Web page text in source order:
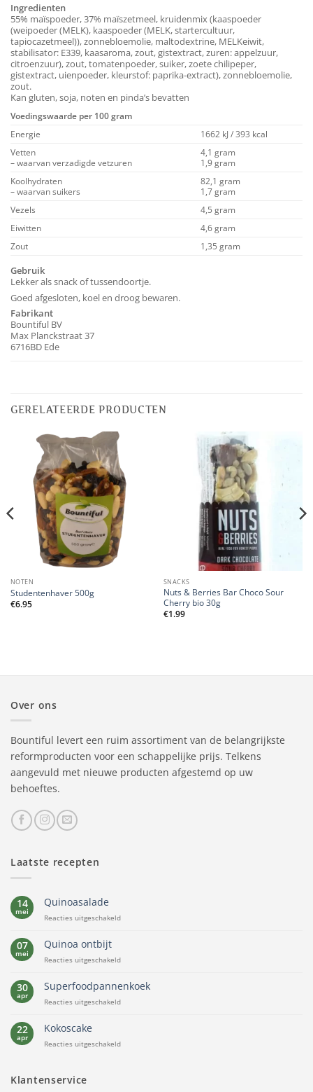
Ingredienten
55% maïspoeder, 37% maïszetmeel, kruidenmix (kaaspoeder
(weipoeder (MELK), kaaspoeder (MELK, startercultuur,
tapiocazetmeel)), zonnebloemolie, maltodextrine, MELKeiwit,
stabilisator: E339, kaasaroma, zout, gistextract, zuren: appelzuur,
citroenzuur), zout, tomatenpoeder, suiker, zoete chilipeper,
gistextract, uienpoeder, kleurstof: paprika-extract), zonnebloemolie,
zout.
Kan gluten, soja, noten en pinda’s bevatten
Voedingswaarde per 100 gram
Energie
1662 kJ / 393 kcal
Vetten
– waarvan verzadigde vetzuren
4,1 gram
1,9 gram
Koolhydraten
– waarvan suikers
82,1 gram
1,7 gram
Vezels
4,5 gram
Eiwitten
4,6 gram
Zout
1,35 gram
Gebruik
Lekker als snack of tussendoortje.
Goed afgesloten, koel en droog bewaren.
Fabrikant
Bountiful BV
Max Planckstraat 37
6716BD Ede
GERELATEERDE PRODUCTEN
NOTEN
Studentenhaver 500g
€6.95
SNACKS
Nuts & Berries Bar Choco Sour
Cherry bio 30g
€1.99
Over ons
Bountiful levert een ruim assortiment van de belangrijkste
reformproducten voor een schappelijke prijs. Telkens
aangevuld met nieuwe producten afgestemd op uw
behoeftes.
Laatste recepten
14
mei
Quinoasalade
Reacties uitgeschakeldvoor
07
mei
Quinoa ontbijt
Reacties uitgeschakeldvoor
ontbijt
30
apr
Superfoodpannenkoek
Reacties uitgeschakeldvoor
22
apr
Kokoscake
Reacties uitgeschakeldvoor
Klantenservice